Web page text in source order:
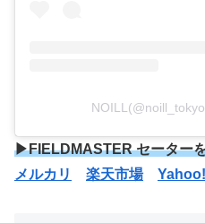
▶FIELDMASTER セーター
メルカリ
楽天市場